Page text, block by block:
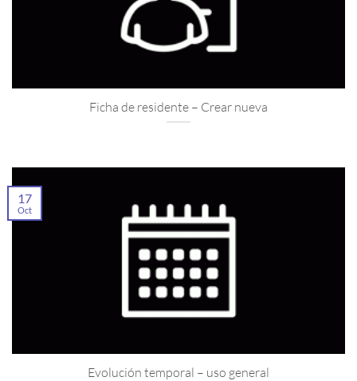
Ficha de residente – Crear nueva
Evolución temporal – uso general
17
Oct